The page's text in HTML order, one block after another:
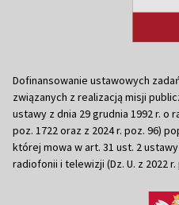
Dofinansowanie ustawowych
związanych z realizacją misji
ustawy z dnia 29 grudnia 1992 r. o
poz. 1722 oraz z 2024 r. poz. 96)
której mowa w art. 31 ust. 2
radiofonii i telewizji (Dz. U. z 2022